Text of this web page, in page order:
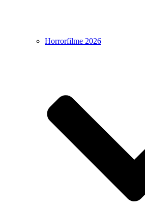
Horrorfilme 2026